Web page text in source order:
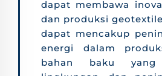
dapat membawa
dan produksi
dapat mencakup
energi dalam
bahan baku